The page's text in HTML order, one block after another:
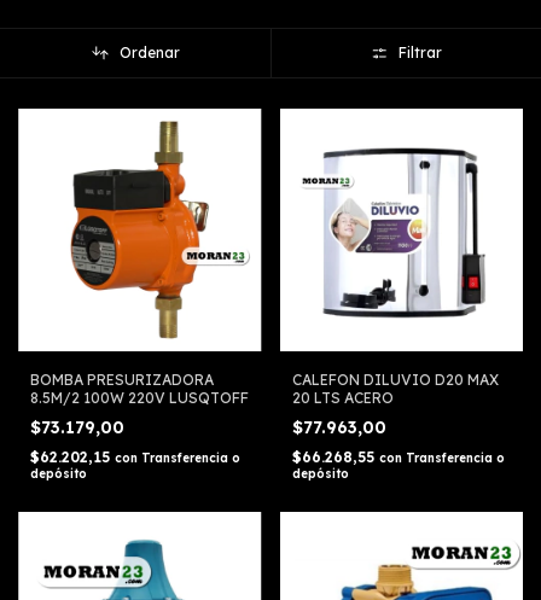
Ordenar Filtrar
BOMBA PRESURIZADORA
8.5M/2 100W 220V LUSQTOFF
$73.179,00
$62.202,15 con Transferencia o
depósito
CALEFON DILUVIO D20 MAX
20 LTS ACERO
$77.963,00
$66.268,55 con Transferencia o
depósito